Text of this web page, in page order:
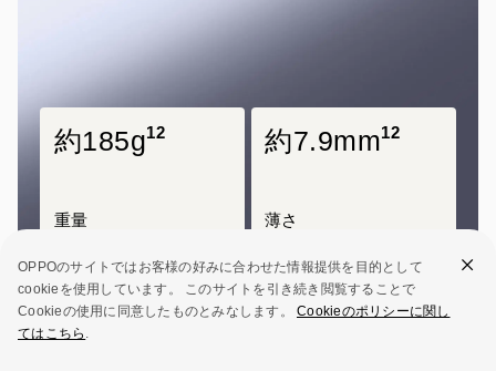
OPPOのサイトではお客様の好みに合わせた情報提供を目的として
cookieを使用しています。 このサイトを引き続き閲覧することで
Cookieの使用に同意したものとみなします。 Cookieのポリシーに関し
てはこちら .
約185g12
重量
約7.9mm12
薄さ